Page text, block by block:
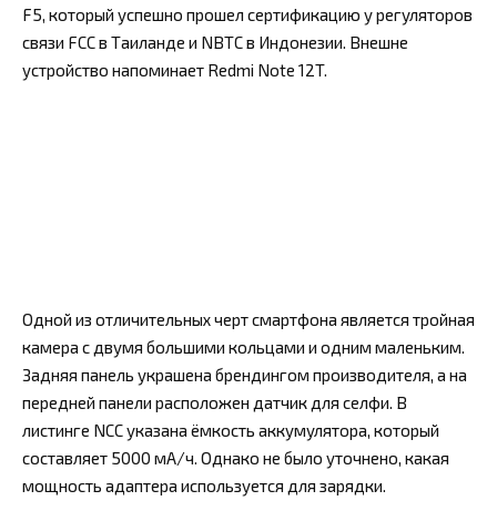
F5, который успешно прошел сертификацию у регуляторов
связи FCC в Таиланде и NBTC в Индонезии. Внешне
устройство напоминает Redmi Note 12T.
Одной из отличительных черт смартфона является тройная
камера с двумя большими кольцами и одним маленьким.
Задняя панель украшена брендингом производителя, а на
передней панели расположен датчик для селфи. В
листинге NCC указана ёмкость аккумулятора, который
составляет 5000 мА/ч. Однако не было уточнено, какая
мощность адаптера используется для зарядки.